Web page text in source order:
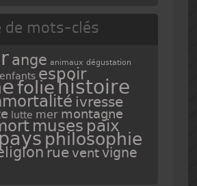
de mots-clés
ange animaux dégustation
enfants espoir
foliehistoire
ivresse
lutte mer montagne
muses paix
pays philosophie
rue vent vigne